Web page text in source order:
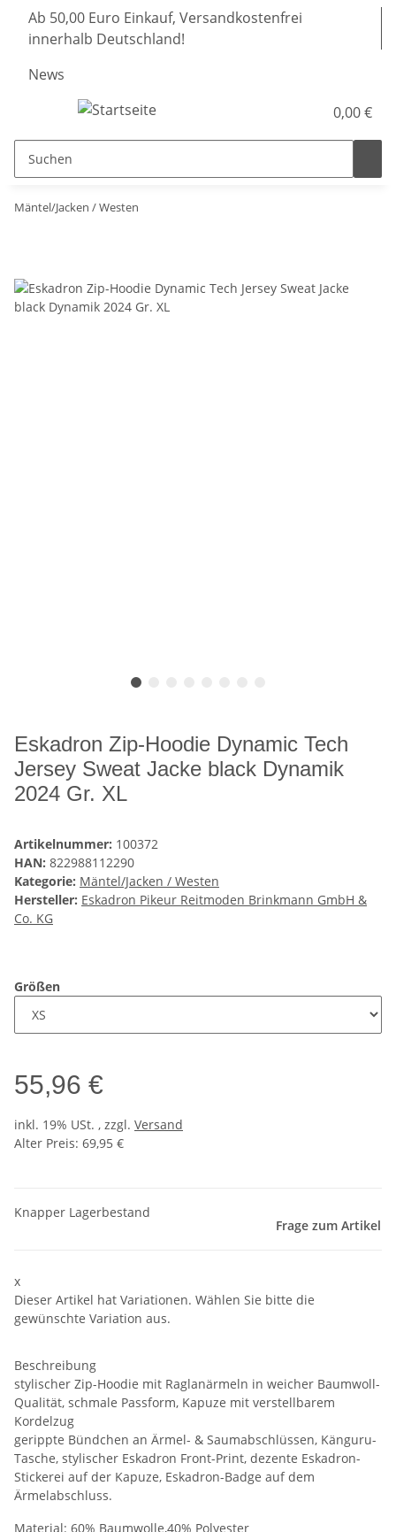
Ab 50,00 Euro Einkauf, Versandkostenfrei
innerhalb Deutschland!
News
0,00 €
Mäntel/Jacken / Westen
Eskadron Zip-Hoodie Dynamic Tech
Jersey Sweat Jacke black Dynamik
2024 Gr. XL
Artikelnummer: 100372
HAN: 822988112290
Kategorie: Mäntel/Jacken / Westen
Hersteller: Eskadron Pikeur Reitmoden Brinkmann GmbH &
Co. KG
Größen
55,96 €
inkl. 19% USt. , zzgl. Versand
Alter Preis: 69,95 €
Knapper Lagerbestand
Frage zum Artikel
x
Dieser Artikel hat Variationen. Wählen Sie bitte die
gewünschte Variation aus.
Beschreibung
stylischer Zip-Hoodie mit Raglanärmeln in weicher Baumwoll-
Qualität, schmale Passform, Kapuze mit verstellbarem
Kordelzug
gerippte Bündchen an Ärmel- & Saumabschlüssen, Känguru-
Tasche, stylischer Eskadron Front-Print, dezente Eskadron-
Stickerei auf der Kapuze, Eskadron-Badge auf dem
Ärmelabschluss.
Material: 60% Baumwolle,40% Polyester